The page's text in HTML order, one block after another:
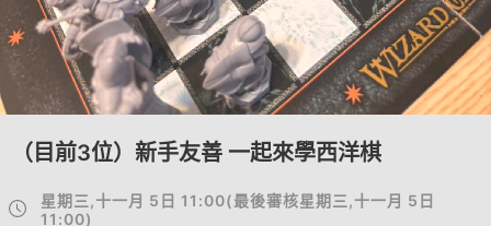
（目前3位）新手友善 一起來學西洋棋
星期三,十一月 5日 11:00(最後審核星期三,十一月 5日
11:00)